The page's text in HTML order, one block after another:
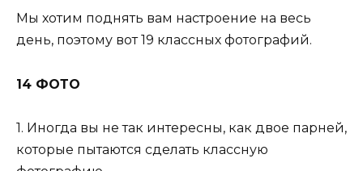
Мы хотим поднять вам настроение на весь
день, поэтому вот 19 классных фотографий.
14 ФОТО
1. Иногда вы не так интересны, как двое парней,
которые пытаются сделать классную